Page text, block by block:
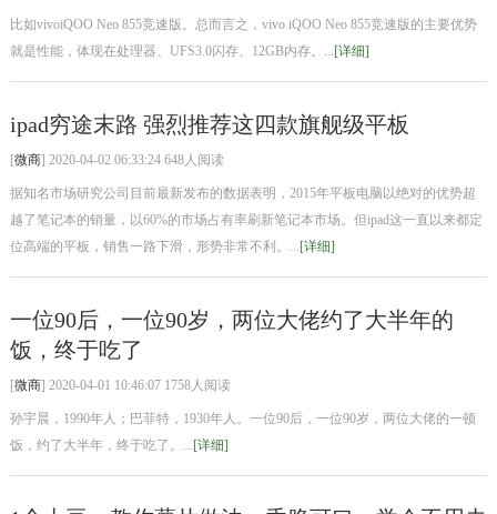
比如vivoiQOO Neo 855竞速版。总而言之，vivo iQOO Neo 855竞速版的主要优势
就是性能，体现在处理器、UFS3.0闪存、12GB内存。...[详细]
ipad穷途末路 强烈推荐这四款旗舰级平板
[微商] 2020-04-02 06:33:24 648人阅读
据知名市场研究公司目前最新发布的数据表明，2015年平板电脑以绝对的优势超
越了笔记本的销量，以60%的市场占有率刷新笔记本市场。但ipad这一直以来都定
位高端的平板，销售一路下滑，形势非常不利。...[详细]
一位90后，一位90岁，两位大佬约了大半年的
饭，终于吃了
[微商] 2020-04-01 10:46:07 1758人阅读
孙宇晨，1990年人；巴菲特，1930年人。一位90后，一位90岁，两位大佬的一顿
饭，约了大半年，终于吃了。...[详细]